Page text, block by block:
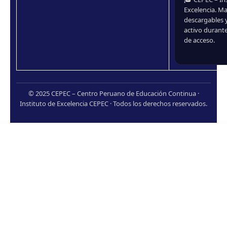
Excelencia.
descargables
activo
de acceso.
© 2025 CEPEC – Centro Peruano de Educación Continua ·
Instituto de Excelencia CEPEC · Todos los derechos reservados.